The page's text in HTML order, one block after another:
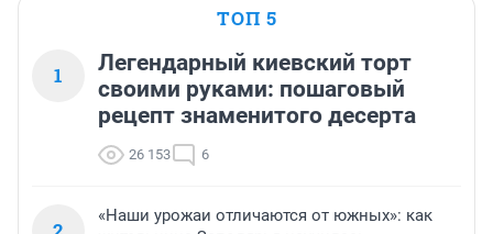
ТОП 5
1
Легендарный киевский торт
своими руками: пошаговый
рецепт знаменитого десерта
26 153 6
«Наши урожаи отличаются от южных»: как